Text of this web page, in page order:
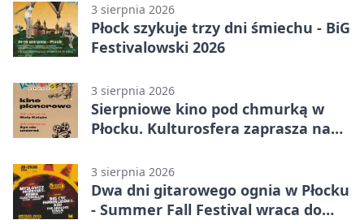
3 sierpnia 2026
Płock szykuje trzy dni śmiechu - BiG
Festivalowski 2026
3 sierpnia 2026
Sierpniowe kino pod chmurką w
Płocku. Kulturosfera zaprasza na
3 sierpnia 2026
Dwa dni gitarowego ognia w Płocku
- Summer Fall Festival wraca do